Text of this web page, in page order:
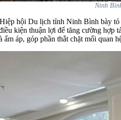
Ninh
hội Du lịch tỉnh Ninh Bình bày tỏ
kiện thuận lợi để tăng cường
áp, góp phần thắt chặt mối quan